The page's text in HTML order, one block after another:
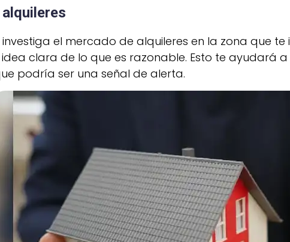
el mercado de alquileres en la zona que
clara de lo que es razonable. Esto te ayudará a
podría ser una señal de alerta.